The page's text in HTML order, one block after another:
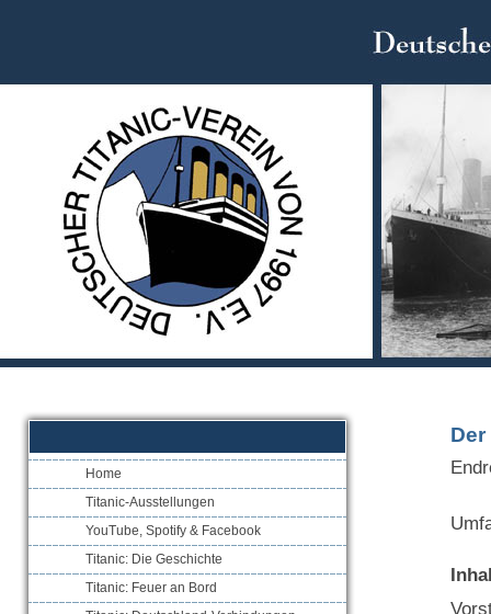
Home
Titanic-Ausstellungen
YouTube, Spotify & Facebook
Titanic: Die Geschichte
Titanic: Feuer an Bord